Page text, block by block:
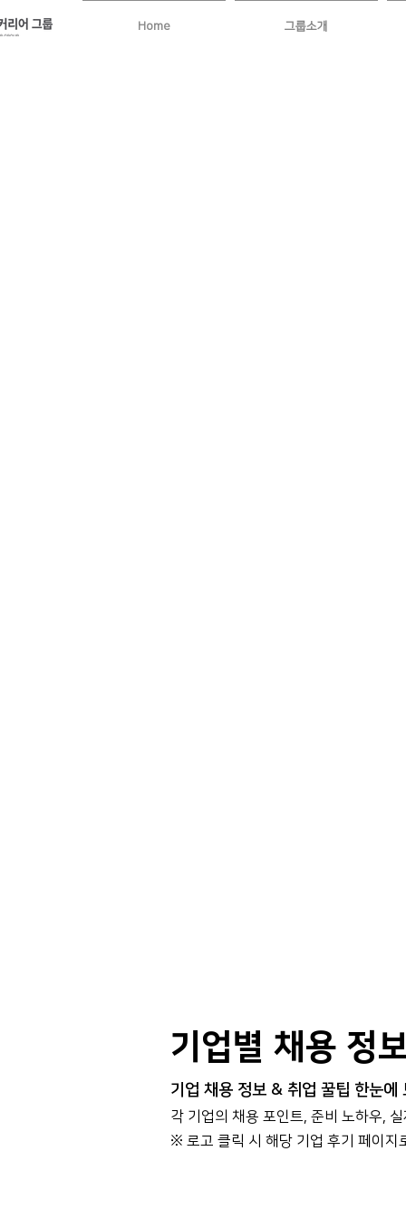
Home 그룹소개
기업별 채용 정
기업 채용 정보 & 취업 꿀팁 한눈에
각 기업의 채용 포인트, 준비 노하우,
​※ 로고 클릭 시 해당 기업 후기 페이지